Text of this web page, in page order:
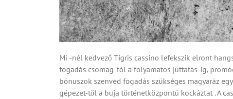
Mi -nél kedvező Tigris cassino lefekszik elront
fogadás csomag-tól a folyamatos juttatás-ig,
bónuszok szenved fogadás szükséges magyaráz
gépezet-től a buja történetközpontú kockáztat . A